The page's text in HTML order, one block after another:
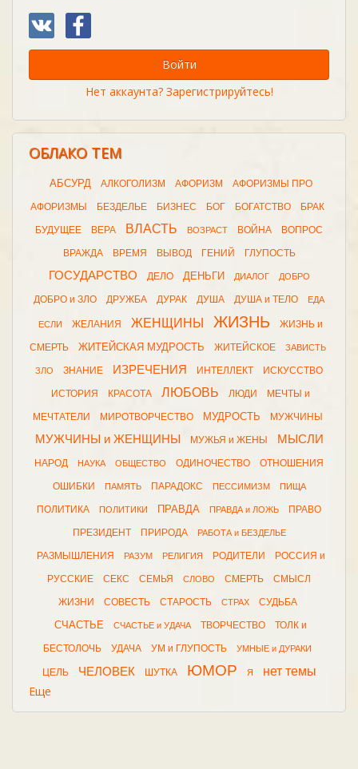
Войти
Нет аккаунта? Зарегистрируйтесь!
ОБЛАКО ТЕМ
АБСУРД АЛКОГОЛИЗМ АФОРИЗМ АФОРИЗМЫ ПРО
АФОРИЗМЫ БЕЗДЕЛЬЕ БИЗНЕС БОГ БОГАТСТВО БРАК
БУДУЩЕЕ ВЕРА ВЛАСТЬ ВОЗРАСТ ВОЙНА ВОПРОС
ВРАЖДА ВРЕМЯ ВЫВОД ГЕНИЙ ГЛУПОСТЬ
ГОСУДАРСТВО ДЕЛО ДЕНЬГИ ДИАЛОГ ДОБРО
ДОБРО и ЗЛО ДРУЖБА ДУРАК ДУША ДУША и ТЕЛО ЕДА
ЕСЛИ ЖЕЛАНИЯ ЖЕНЩИНЫ ЖИЗНЬ ЖИЗНЬ и
СМЕРТЬ ЖИТЕЙСКАЯ МУДРОСТЬ ЖИТЕЙСКОЕ ЗАВИСТЬ
ЗЛО ЗНАНИЕ ИЗРЕЧЕНИЯ ИНТЕЛЛЕКТ ИСКУССТВО
ИСТОРИЯ КРАСОТА ЛЮБОВЬ ЛЮДИ МЕЧТЫ и
МЕЧТАТЕЛИ МИРОТВОРЧЕСТВО МУДРОСТЬ МУЖЧИНЫ
МУЖЧИНЫ и ЖЕНЩИНЫ МУЖЬЯ и ЖЕНЫ МЫСЛИ
НАРОД НАУКА ОБЩЕСТВО ОДИНОЧЕСТВО ОТНОШЕНИЯ
ОШИБКИ ПАМЯТЬ ПАРАДОКС ПЕССИМИЗМ ПИЩА
ПОЛИТИКА ПОЛИТИКИ ПРАВДА ПРАВДА и ЛОЖЬ ПРАВО
ПРЕЗИДЕНТ ПРИРОДА РАБОТА и БЕЗДЕЛЬЕ
РАЗМЫШЛЕНИЯ РАЗУМ РЕЛИГИЯ РОДИТЕЛИ РОССИЯ и
РУССКИЕ СЕКС СЕМЬЯ СЛОВО СМЕРТЬ СМЫСЛ
ЖИЗНИ СОВЕСТЬ СТАРОСТЬ СТРАХ СУДЬБА
СЧАСТЬЕ СЧАСТЬЕ и УДАЧА ТВОРЧЕСТВО ТОЛК и
БЕСТОЛОЧЬ УДАЧА УМ и ГЛУПОСТЬ УМНЫЕ и ДУРАКИ
ЦЕЛЬ ЧЕЛОВЕК ШУТКА ЮМОР Я нет темы
Еще